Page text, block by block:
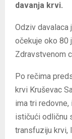
davanja krvi.
Odziv davalaca
očekuje oko 80
Zdravstvenom
Po rečima
krvi Kruševac
ima tri redovne,
ističući odličnu
transfuziju krvi,